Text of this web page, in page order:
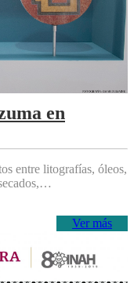
en
entre litografías, óleos,
Ver más